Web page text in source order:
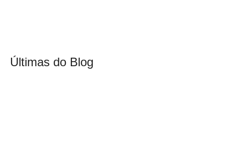
Últimas do Blog